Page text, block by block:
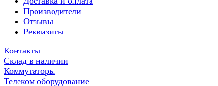
Производители
Отзывы
Реквизиты
Контакты
Склад в наличии
Коммутаторы
Телеком оборудование